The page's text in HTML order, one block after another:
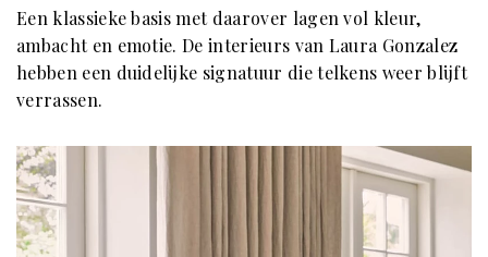
Een klassieke basis met daarover lagen vol kleur,
ambacht en emotie. De interieurs van Laura Gonzalez
hebben een duidelijke signatuur die telkens weer blijft
verrassen.